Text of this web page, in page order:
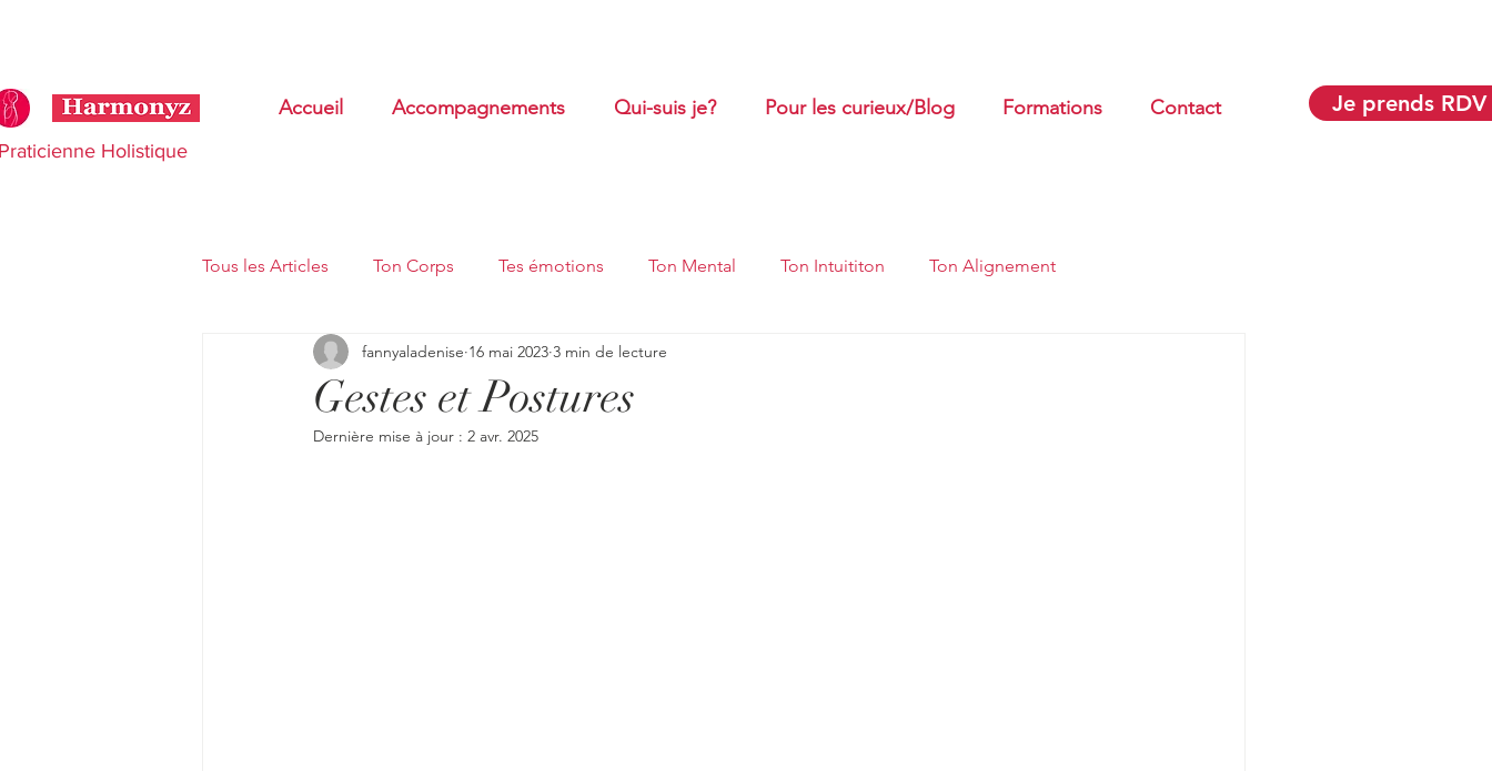
Accueil Accompagnements Qui-suis je? Pour les curieux/Blog Formations Contact Je prends RDV
Holistique
Tous les Articles Ton Corps Tes émotions Ton Mental Ton Intuititon Ton Alignement
Thérapie Cranio Sacrée Troubles oro-myofonctionnels
Entrepreneur du bien être
Gestes et Postures
fannyaladenise 16 mai 2023 3 min de lecture
Dernière mise à jour : 2 avr. 2025